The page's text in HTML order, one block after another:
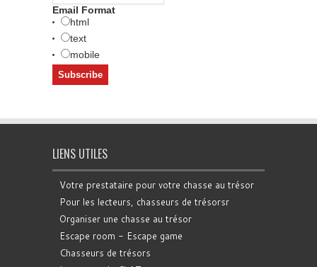
Email Format
html
text
mobile
LIENS UTILES
Votre prestataire pour votre chasse au trésor
Pour les lecteurs, chasseurs de trésorsr
Organiser une chasse au trésor
Escape room - Escape game
Chasseurs de trésors